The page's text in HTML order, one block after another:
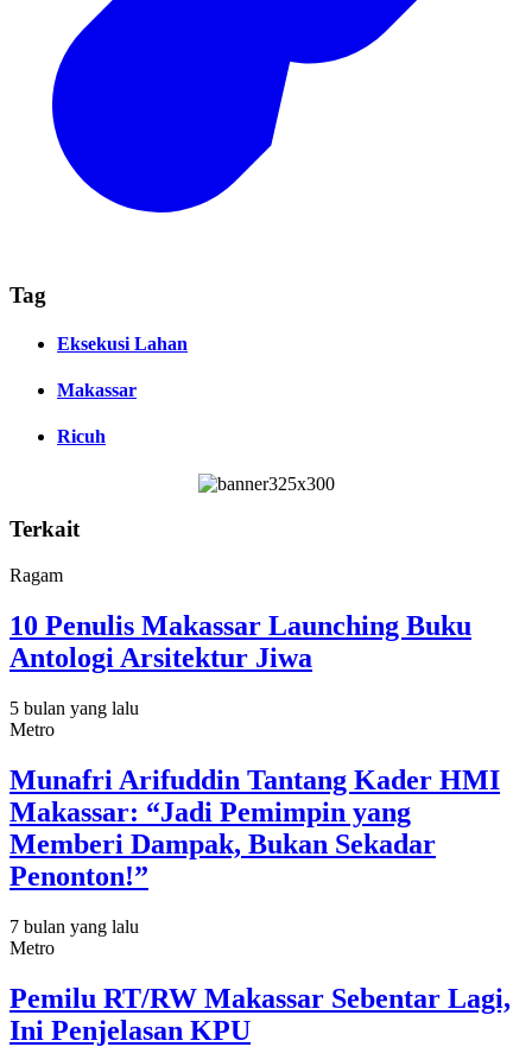
Tag
Eksekusi Lahan
Makassar
Ricuh
Terkait
Ragam
10 Penulis Makassar Launching Buku
Antologi Arsitektur Jiwa
5 bulan yang lalu
Metro
Munafri Arifuddin Tantang Kader HMI
Makassar: “Jadi Pemimpin yang
Memberi Dampak, Bukan Sekadar
Penonton!”
7 bulan yang lalu
Metro
Pemilu RT/RW Makassar Sebentar Lagi,
Ini Penjelasan KPU